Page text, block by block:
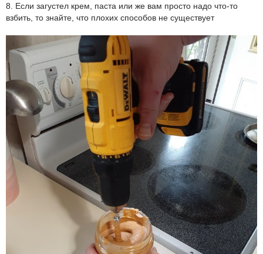
8. Если загустел крем, паста или же вам просто надо что-то
взбить, то знайте, что плохих способов не существует